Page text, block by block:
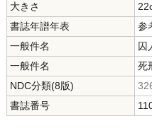
大きさ
書誌年譜年表
参
一般件名
囚
一般件名
死
NDC分類(8版)
書誌番号